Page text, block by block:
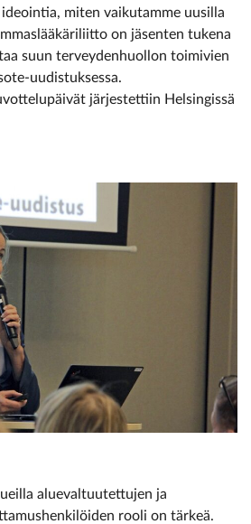
miten vaikutamme uusilla
on jäsenten tukena
suun terveydenhuollon toimivien
uudistuksessa.
järjestettiin Helsingissä
aluevaltuutettujen ja
rooli on tärkeä.